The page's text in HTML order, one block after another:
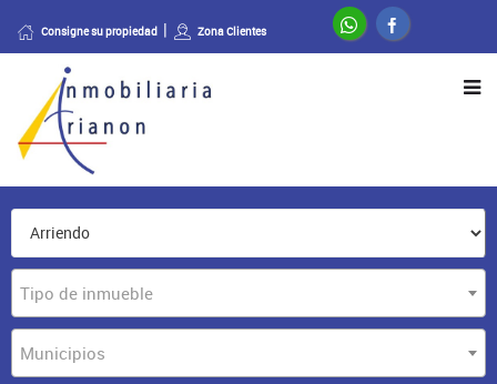
Consigne su propiedad Zona Clientes
Tipo de inmueble
Municipios